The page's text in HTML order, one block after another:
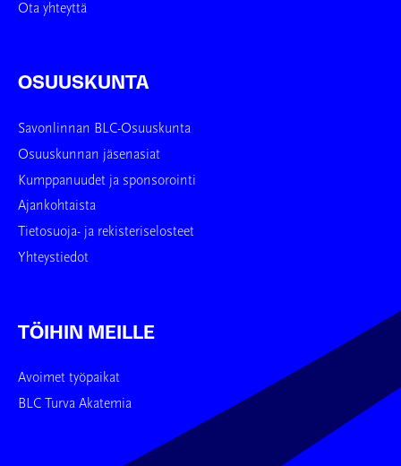
Ota yhteyttä
OSUUSKUNTA
Savonlinnan BLC-Osuuskunta
Osuuskunnan jäsenasiat
Kumppanuudet ja sponsorointi
Ajankohtaista
Tietosuoja- ja rekisteriselosteet
Yhteystiedot
TÖIHIN MEILLE
Avoimet työpaikat
BLC Turva Akatemia